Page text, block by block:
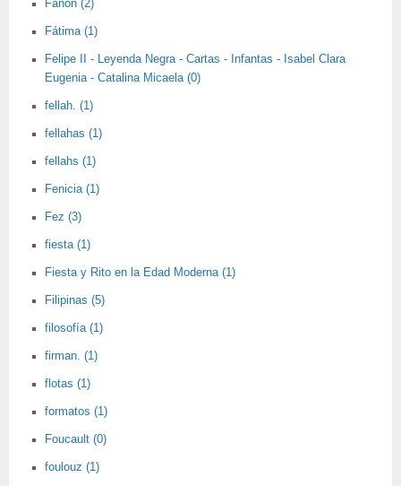
Fanon (2)
Fátima (1)
Felipe II - Leyenda Negra - Cartas - Infantas - Isabel Clara
Eugenia - Catalina Micaela (0)
fellah. (1)
fellahas (1)
fellahs (1)
Fenicia (1)
Fez (3)
fiesta (1)
Fiesta y Rito en la Edad Moderna (1)
Filipinas (5)
filosofía (1)
firman. (1)
flotas (1)
formatos (1)
Foucault (0)
foulouz (1)